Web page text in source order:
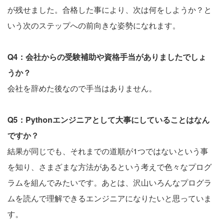
が残せました。合格した事により、次は何をしようか？と
いう次のステップへの前向きな姿勢になれます。
Q4：会社からの受験補助や資格手当がありましたでしょ
うか？
会社を辞めた後なので手当はありません。
Q5：Pythonエンジニアとして大事にしていることはなん
ですか？
結果が同じでも、それまでの道順が1つではないという事
を知り、さまざまな方法があるという考えで色々なプログ
ラムを組んでみたいです。あとは、沢山いろんなプログラ
ムを読んで理解できるエンジニアになりたいと思っていま
す。